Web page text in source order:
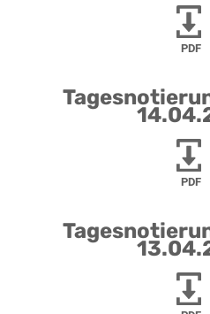
PDF
PDF